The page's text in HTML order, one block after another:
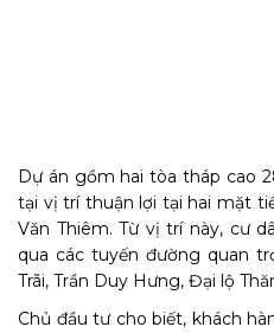
Dự án gồm hai tòa tháp cao
tại vị trí thuận lợi tại hai mặt
Văn Thiêm. Từ vị trí này, cư
qua các tuyến đường quan
Trãi, Trần Duy Hưng, Đại lộ
Chủ đầu tư cho biết, khách